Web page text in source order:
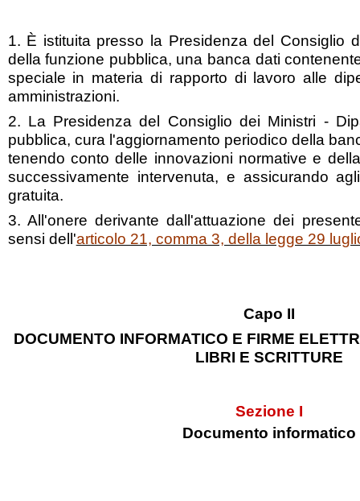
1. È istituita presso la Presidenza del Consiglio
della funzione pubblica, una banca dati
speciale in materia di rapporto di lavoro alle
amministrazioni.
2. La Presidenza del Consiglio dei Ministri -
pubblica, cura l'aggiornamento periodico della
tenendo conto delle innovazioni normative e
successivamente intervenuta, e assicurando
gratuita.
3. All'onere derivante dall'attuazione dei
sensi dell'articolo 21, comma 3, della legge 29
Capo II
DOCUMENTO INFORMATICO E FIRME
LIBRI E SCRITTURE
Sezione I
Documento informatico